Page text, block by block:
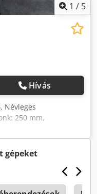
1 / 5
Hívás
, Névleges
250 mm,
fordulatszám: 2880
kg. Raktárhely:
gépeket